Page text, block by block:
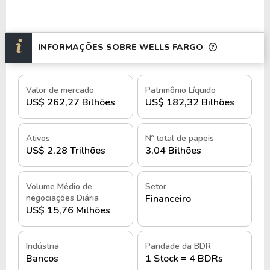
Wells Fargo Securities – Banco de
investimento, incluindo fusões e aquisições.
Wells Fargo Commercial Banking –
Soluções financeiras para empresas.
Wells Fargo Home Mortgage –
Especializada em hipotecas residenciais.
Wells Fargo Auto – Financiamento de
veículos.
Wells Fargo Private Bank – Private banking
e gestão de patrimônio.
Wells Fargo Insurance Services – Serviços
de seguros.
Wells Fargo Merchant Services –
Processamento de pagamentos.
Wells Fargo International – Operações
globais.
INFORMAÇÕES SOBRE WELLS FARGO
Valor de mercado
US$ 262,27 Bilhões
Patrimônio Líquido
US$ 182,32 Bilhões
Ativos
US$ 2,28 Trilhões
Nº total de papeis
3,04 Bilhões
Volume Médio de
negociações Diária
US$ 15,76 Milhões
Setor
Financeiro
Indústria
Bancos
Paridade da BDR
1 Stock = 4 BDRs